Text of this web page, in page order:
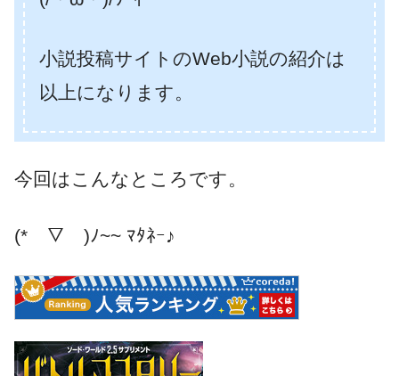
小説投稿サイトのWeb小説の紹介は
以上になります。
今回はこんなところです。
(*￣▽￣)ﾉ~~ ﾏﾀﾈｰ♪